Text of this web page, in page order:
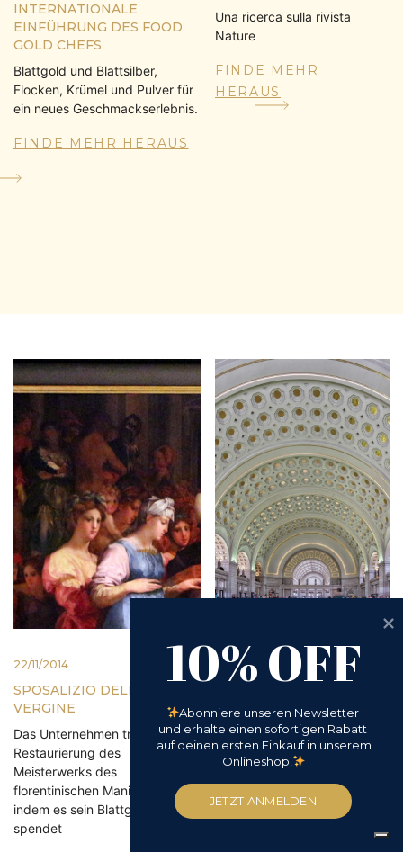
INTERNATIONALE
EINFÜHRUNG DES FOOD
GOLD CHEFS
Blattgold und Blattsilber,
Flocken, Krümel und Pulver für
ein neues Geschmackserlebnis.
FINDE MEHR HERAUS
Una ricerca sulla rivista
Nature
FINDE MEHR
HERAUS
22/11/2014
SPOSALIZIO DELLA
VERGINE
Das Unternehmen trägt zur
Restaurierung des
Meisterwerks des
florentinischen Manierismus bei,
indem es sein Blattgold
spendet
11/09/2014
FÜR WASHINGTON
UNION STATION
Restaurierung der beim
Erdbeben 2011 beschädigten
Decken mit 12.000 23kt
Goldblättern abgeschlossen
10% OFF
Abonniere unseren Newsletter
und erhalte einen sofortigen Rabatt
auf deinen ersten Einkauf in unserem
Onlineshop!
JETZT ANMELDEN